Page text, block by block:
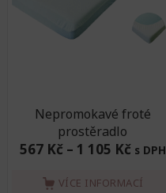
Nepromokavé froté
prostěradlo
567 Kč– 1 105 Kč s DPH
VÍCE INFORMACÍ